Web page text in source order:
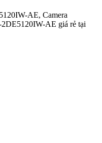
AE, Camera
AE giá rẻ tại